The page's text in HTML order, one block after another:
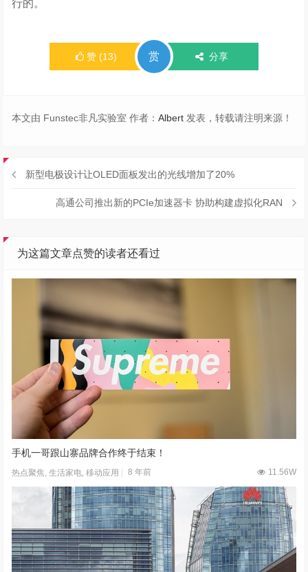
行的。
赞 (13) 赏 分享
本文由 Funstec非凡实验室 作者：Albert 发表，转载请注明来源！
新型电极设计让OLED面板发出的光线增加了20%
高通公司推出新的PCIe加速器卡 协助构建虚拟化RAN
为这篇文章点赞的读者还看过
手机一哥跟山寨品牌合作终于结束！
热点聚焦,生活家电,移动应用 8 年前 11.56W